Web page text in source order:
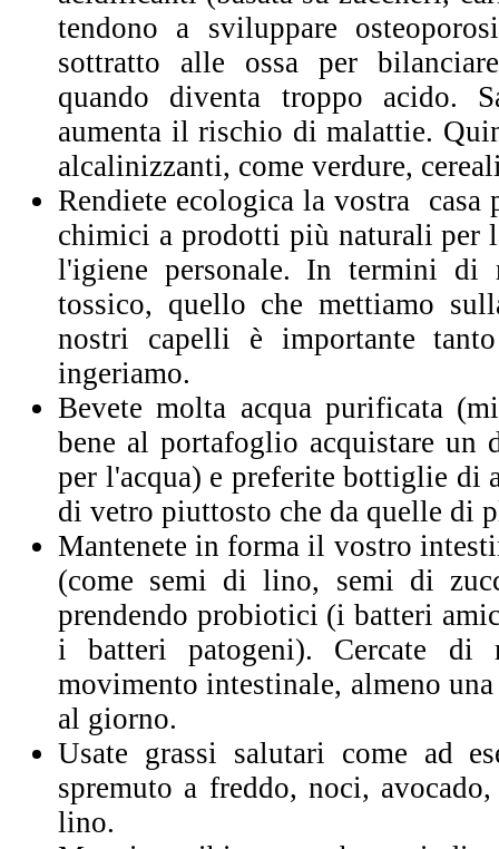
tendono a sviluppare
sottratto alle ossa per
quando diventa troppo acido.
aumenta il rischio di malattie.
alcalinizzanti, come verdure,
Rendiete ecologica la vostra casa
chimici a prodotti più naturali per
l'igiene personale. In termini di
tossico, quello che mettiamo
nostri capelli è importante
ingeriamo.
Bevete molta acqua purificata
bene al portafoglio acquistare un
per l'acqua) e preferite bottiglie di
di vetro piuttosto che da quelle di
Mantenete in forma il vostro
(come semi di lino, semi di
prendendo probiotici (i batteri
i batteri patogeni). Cercate di
movimento intestinale, almeno
al giorno.
Usate grassi salutari come ad
spremuto a freddo, noci,
lino.